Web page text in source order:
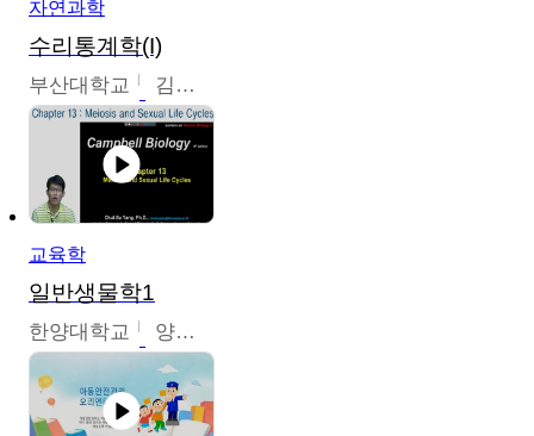
자연과학
수리통계학(I)
부산대학교 김충락
교육학
일반생물학1
한양대학교 양철수